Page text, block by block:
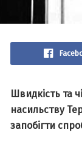
Швидкість та
насильству
запобігти